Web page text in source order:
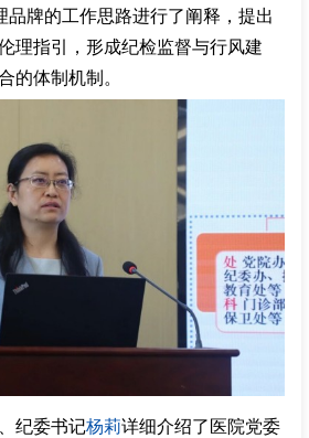
品牌的工作思路进行了阐释，提出
理指引，形成纪检监督与行风建
的体制机制。
纪委书记杨莉详细介绍了医院党委